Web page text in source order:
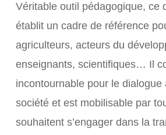
Véritable outil pédagogique, ce
établit un cadre de référence
agriculteurs, acteurs du
enseignants, scientifiques… Il
incontournable pour le dialogue
société et est mobilisable par
souhaitent s’engager dans la